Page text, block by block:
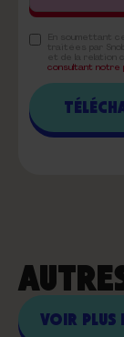
consultant notre
VOIR PLUS